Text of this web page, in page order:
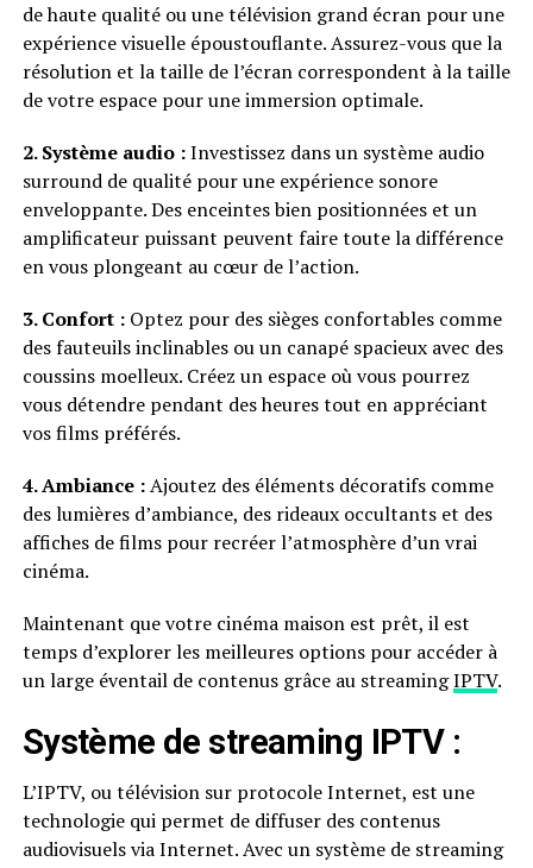
de haute qualité ou une télévision grand écran pour une
expérience visuelle époustouflante. Assurez-vous que la
résolution et la taille de l’écran correspondent à la taille
de votre espace pour une immersion optimale.
2. Système audio :Investissez dans un système audio
surround de qualité pour une expérience sonore
enveloppante. Des enceintes bien positionnées et un
amplificateur puissant peuvent faire toute la différence
en vous plongeant au cœur de l’action.
3. Confort :Optez pour des sièges confortables comme
des fauteuils inclinables ou un canapé spacieux avec des
coussins moelleux. Créez un espace où vous pourrez
vous détendre pendant des heures tout en appréciant
vos films préférés.
4. Ambiance :Ajoutez des éléments décoratifs comme
des lumières d’ambiance, des rideaux occultants et des
affiches de films pour recréer l’atmosphère d’un vrai
cinéma.
Maintenant que votre cinéma maison est prêt, il est
temps d’explorer les meilleures options pour accéder à
un large éventail de contenus grâce au streamingIPTV.
Système de streaming IPTV :
L’IPTV, ou télévision sur protocole Internet, est une
technologie qui permet de diffuser des contenus
audiovisuels via Internet. Avec un système de streaming